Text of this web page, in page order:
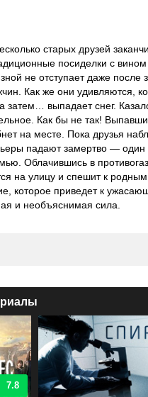
старых друзей
посиделки с
не отступает даже
Как же они удивляются,
а затем… выпадает снег.
Как бы не так!
на месте. Пока друзья
падают замертво —
Облачившись в
на улицу и спешит к
которое приведет к
и необъяснимая сила.
7.8